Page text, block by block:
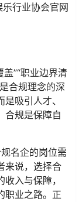
行业协会官网
盖”“职业边界清
合规理念的深
吸引人才、
合规是保障自
名企的岗位需
来说，选择合
入与保障，
职业之路。正